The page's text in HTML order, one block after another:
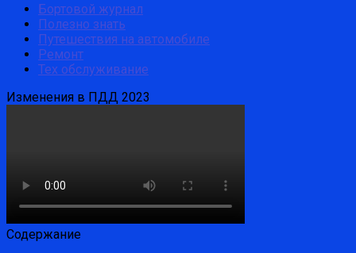
Бортовой журнал
Полезно знать
Путешествия на автомобиле
Ремонт
Тех обслуживание
Изменения в ПДД 2023
Содержание